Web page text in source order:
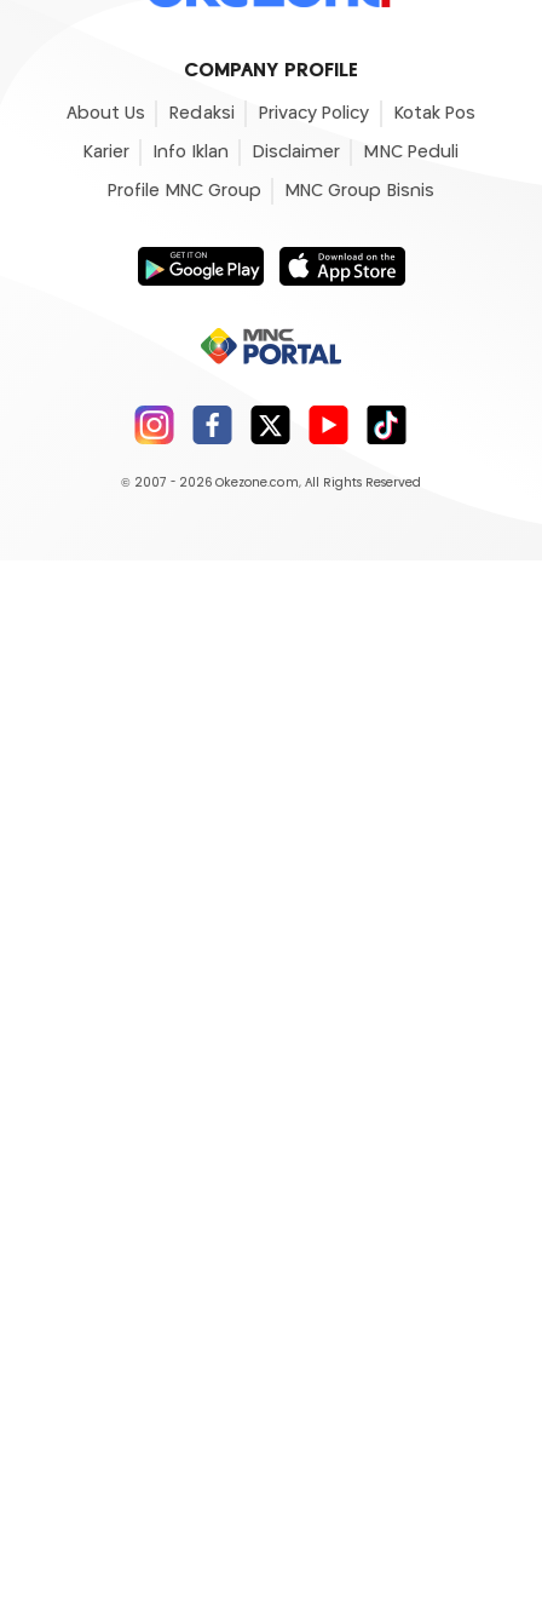
COMPANY PROFILE
About Us Redaksi Privacy Policy Kotak Pos
Karier Info Iklan Disclaimer MNC Peduli
Profile MNC Group MNC Group Bisnis
© 2007 - 2026 Okezone.com, All Rights Reserved